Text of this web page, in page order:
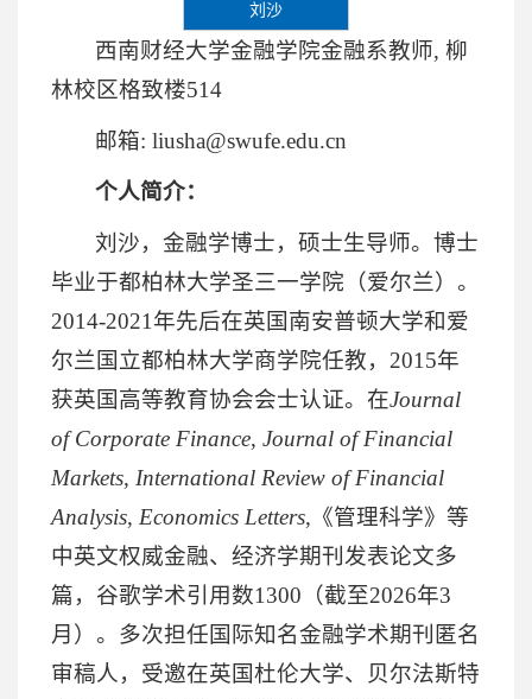
刘沙
西南财经大学金融学院金融系教师, 柳
林校区格致楼514
邮箱: liusha@swufe.edu.cn
个人简介：
刘沙，金融学博士，硕士生导师。博士
毕业于都柏林大学圣三一学院（爱尔兰）。
2014-2021年先后在英国南安普顿大学和爱
尔兰国立都柏林大学商学院任教，2015年
获英国高等教育协会会士认证。在Journal
of Corporate Finance, Journal of Financial
Markets, International Review of Financial
Analysis, Economics Letters,《管理科学》等
中英文权威金融、经济学期刊发表论文多
篇，谷歌学术引用数1300（截至2026年3
月）。多次担任国际知名金融学术期刊匿名
审稿人，受邀在英国杜伦大学、贝尔法斯特